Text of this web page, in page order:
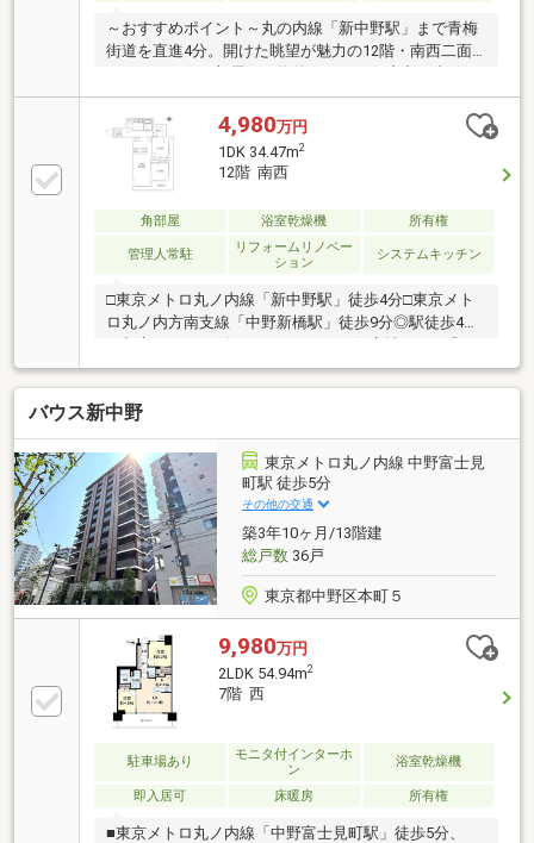
～おすすめポイント～丸の内線「新中野駅」まで青梅
街道を直進4分。開けた眺望が魅力の12階・南西二面
バルコニーのお部屋！～物件スペック～◆丸ノ内線
「新中野」駅 徒歩4分◆大江戸線「中野坂上」駅 徒歩
9分◆2LDK+WIC 専有面積54.30㎡◆12階部分の角部屋
◆2025年耐震補強工事実施済◆2026年7月内装リフォ
ーム済◆肉のハナマサ 徒歩1分◆サミットストア・セ
ブンイレブン 徒歩4分～当社の強み～◆頭金0円から購
ンご相談下さい◆車でまとめてご案内!自宅まで送迎も
4,980万円
1DK 34.47m2
12階 南西
角部屋 浴室乾燥機 所有権
管理人常駐
リフォームリノベー
ション
システムキッチン
□東京メトロ丸ノ内線「新中野駅」徒歩4分□東京メト
ロ丸ノ内方南支線「中野新橋駅」徒歩9分◎駅徒歩4分
階部分の南西角部屋につき、陽当たり・通風ともに良
好です。◎食洗機や浴室乾燥機など毎日の家事を支え
る設備が充実！◎内装リフォーム済みで、引っ越し後
すぐに快適に過ごせます。◎ウォークインクローゼッ
ト完備で衣類や荷物もすっきり収納。□現地のご見
学、資料請求受付中です！物件のことはもちろん、地
域の事やご購入までの流れなど、お気軽にお問い合わ
せくださいませ♪
バウス新中野
東京メトロ丸ノ内線 中野富士見
町駅 徒歩5分
その他の交通
築3年10ヶ月/13階建
総戸数36戸
東京都中野区本町５
9,980万円
2LDK 54.94m2
7階 西
駐車場あり
モニタ付インターホ
ン
浴室乾燥機
即入居可 床暖房 所有権
■東京メトロ丸ノ内線「中野富士見町駅」徒歩5分、